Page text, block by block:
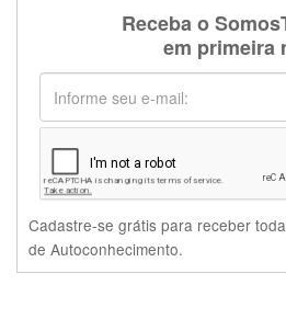
Receba o
em primeira
Cadastre-se grátis para receber
de Autoconhecimento.